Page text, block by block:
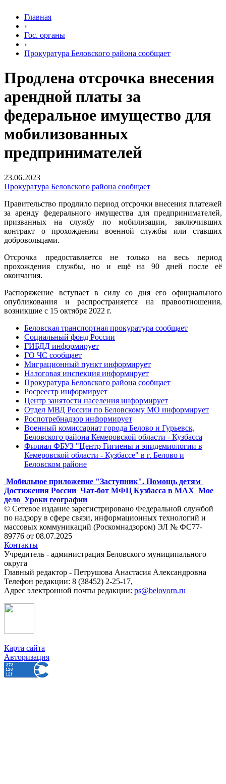
Главная
›
Гос. органы
›
Прокуратура Беловского района сообщает
Продлена отсрочка внесения
арендной платы за
федеральное имущество для
мобилизованных
предпринимателей
23.06.2023
Прокуратура Беловского района сообщает
Правительство продлило период отсрочки внесения платежей
за аренду федерального имущества для предпринимателей,
призванных на службу по мобилизации, заключивших
контракт о прохождении военной службы или ставших
добровольцами.
Отсрочка предоставляется не только на весь период
прохождения службы, но и ещё на 90 дней после её
окончания.
Распоряжение вступает в силу со дня его официального
опубликования и распространяется на правоотношения,
возникшие с 15 октября 2022 г.
Беловская транспортная прокуратура сообщает
Социальный фонд России
ГИБДД информирует
ГО ЧС сообщает
Миграционный пункт информирует
Налоговая инспекция информирует
Прокуратура Беловского района сообщает
Росреестр информирует
Центр занятости населения информирует
Отдел МВД России по Беловскому МО информирует
Роспотребнадзор информирует
Военный комиссариат города Белово и Гурьевск,
Беловского района Кемеровской области - Кузбасса
Филиал ФБУЗ "Центр Гигиены и эпидемиологии в
Кемеровской области - Кузбассе" в г. Белово и
Беловском районе
Мобильное приложение "Заступник". Помощь детям
Достижения России Чат-бот МФЦ Кузбасса в MAX Мое
дело Уроки географии
© Сетевое издание зарегистрировано Федеральной службой
по надзору в сфере связи, информационных технологий и
массовых коммуникаций (Роскомнадзором) ЭЛ № ФС77-
89776 от 08.07.2025
Контакты
Учредитель - администрация Беловского муниципального
округа
Главный редактор - Петрушова Анастасия Александровна
Телефон редакции: 8 (38452) 2-25-17,
Адрес электронной почты редакции: ps@belovorn.ru
Карта сайта
Авторизация